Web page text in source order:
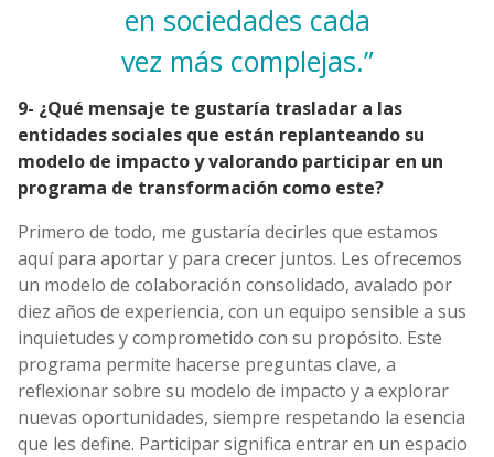
en sociedades cada
vez más complejas.”
9- ¿Qué mensaje te gustaría trasladar a las
entidades sociales que están replanteando su
modelo de impacto y valorando participar en un
programa de transformación como este?
Primero de todo, me gustaría decirles que estamos
aquí para aportar y para crecer juntos. Les ofrecemos
un modelo de colaboración consolidado, avalado por
diez años de experiencia, con un equipo sensible a sus
inquietudes y comprometido con su propósito. Este
programa permite hacerse preguntas clave, a
reflexionar sobre su modelo de impacto y a explorar
nuevas oportunidades, siempre respetando la esencia
que les define. Participar significa entrar en un espacio